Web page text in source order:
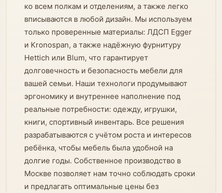
ко всем полкам и отделениям, а также легко
вписываются в любой дизайн. Мы используем
только проверенные материалы: ЛДСП Egger
и Kronospan, а также надёжную фурнитуру
Hettich или Blum, что гарантирует
долговечность и безопасность мебели для
вашей семьи. Наши технологи продумывают
эргономику и внутреннее наполнение под
реальные потребности: одежду, игрушки,
книги, спортивный инвентарь. Все решения
разрабатываются с учётом роста и интересов
ребёнка, чтобы мебель была удобной на
долгие годы. Собственное производство в
Москве позволяет нам точно соблюдать сроки
и предлагать оптимальные цены без